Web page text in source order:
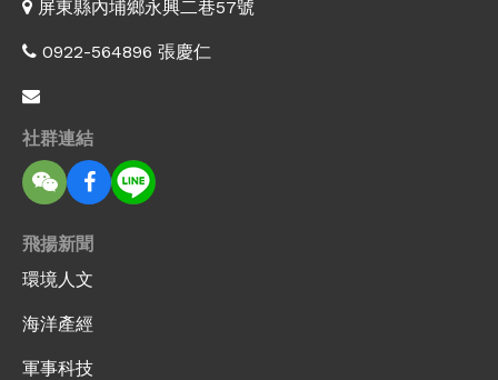
屏東縣內埔鄉永興二巷57號
0922-564896 張慶仁
社群連結
飛揚新聞
環境人文
海洋產經
軍事科技